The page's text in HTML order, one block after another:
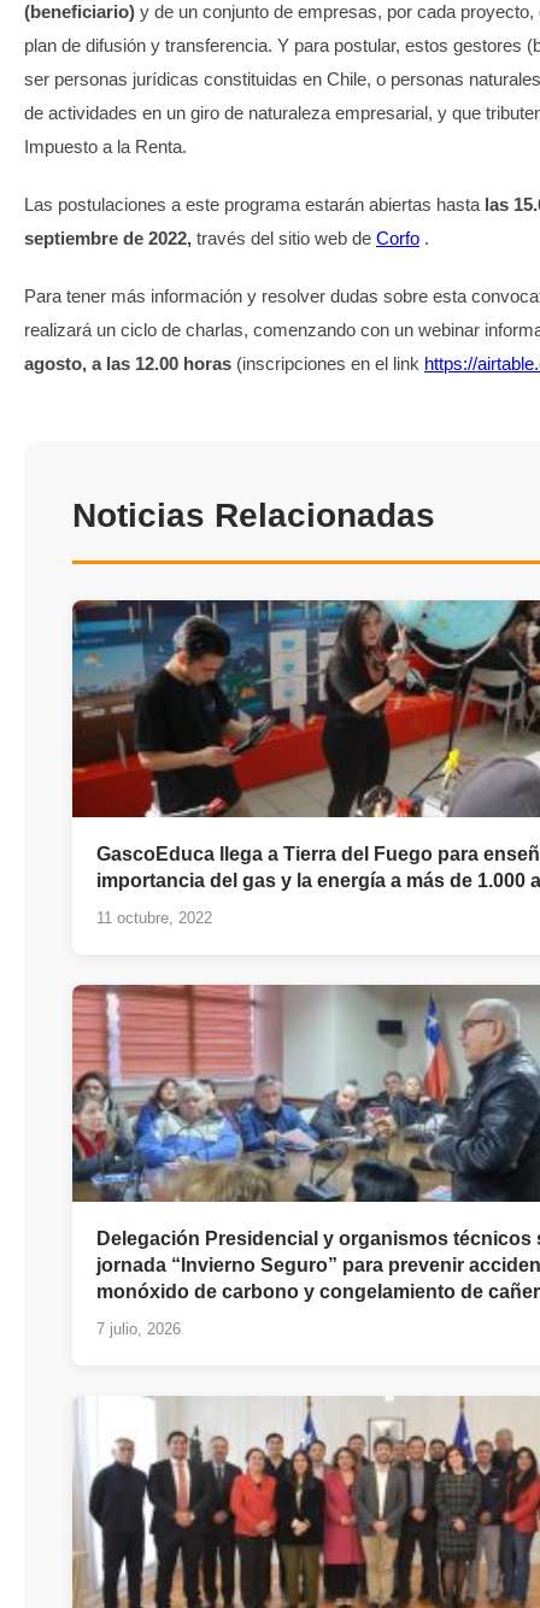
(beneficiario) y de un conjunto de empresas, por cada
plan de difusión y transferencia. Y para postular, estos gestores
ser personas jurídicas constituidas en Chile, o personas
de actividades en un giro de naturaleza empresarial, y que
Impuesto a la Renta.
Las postulaciones a este programa estarán abiertas hasta las
septiembre de 2022, través del sitio web de Corfo .
Para tener más información y resolver dudas sobre esta
realizará un ciclo de charlas, comenzando con un webinar
agosto, a las 12.00 horas (inscripciones en el link https://
Noticias Relacionadas
GascoEduca llega a Tierra del Fuego para
importancia del gas y la energía a más de 1.000
11 octubre, 2022
Delegación Presidencial y organismos técnicos
jornada “Invierno Seguro” para prevenir
monóxido de carbono y congelamiento de
7 julio, 2026